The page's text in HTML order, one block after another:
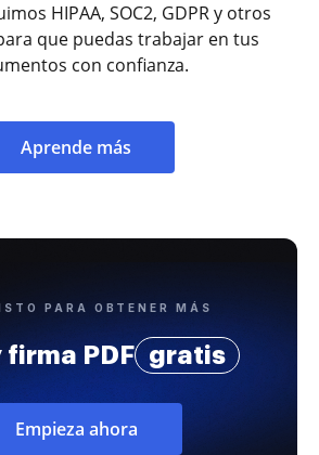
HIPAA, SOC2, GDPR y otros
que puedas trabajar en tus
con confianza.
Aprende más
PARA OBTENER MÁS
firma PDF gratis
Empieza ahora